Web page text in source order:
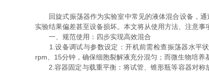
回旋式振荡器作为实验室中常见的液体混合设备，通
实验结果偏差甚至设备损坏。本文将从使用方法、注意
一、规范使用：四步实现高效混合
1.设备调试与参数设定：开机前需检查振荡器水平状
rpm、15分钟，确保细胞裂解液充分混匀；而微生物培养
2.容器固定与载重平衡：将试管、锥形瓶等容器对称